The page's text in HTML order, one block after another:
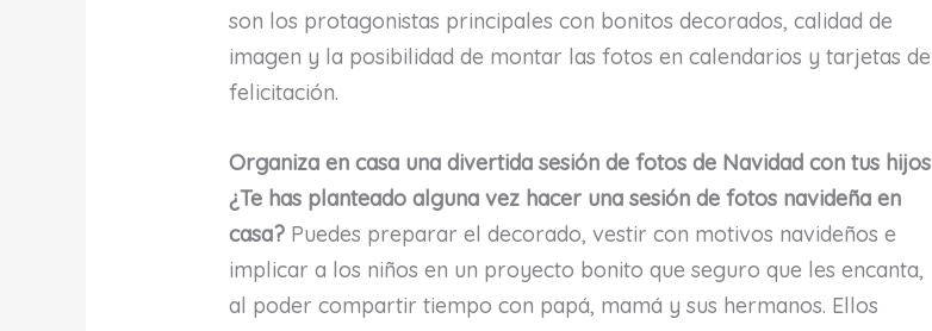
son los protagonistas principales con bonitos decorados, calidad de
imagen y la posibilidad de montar las fotos en calendarios y tarjetas de
felicitación.
Organiza en casa una divertida sesión de fotos de Navidad con tus hijos
¿Te has planteado alguna vez hacer una sesión de fotos navideña en
casa? Puedes preparar el decorado, vestir con motivos navideños e
implicar a los niños en un proyecto bonito que seguro que les encanta,
al poder compartir tiempo con papá, mamá y sus hermanos. Ellos